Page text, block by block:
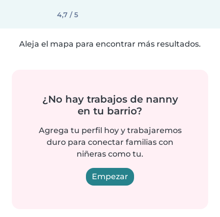
4,7 / 5
Aleja el mapa para encontrar más resultados.
¿No hay trabajos de nanny
en tu barrio?
Agrega tu perfil hoy y trabajaremos
duro para conectar familias con
niñeras como tu.
Empezar